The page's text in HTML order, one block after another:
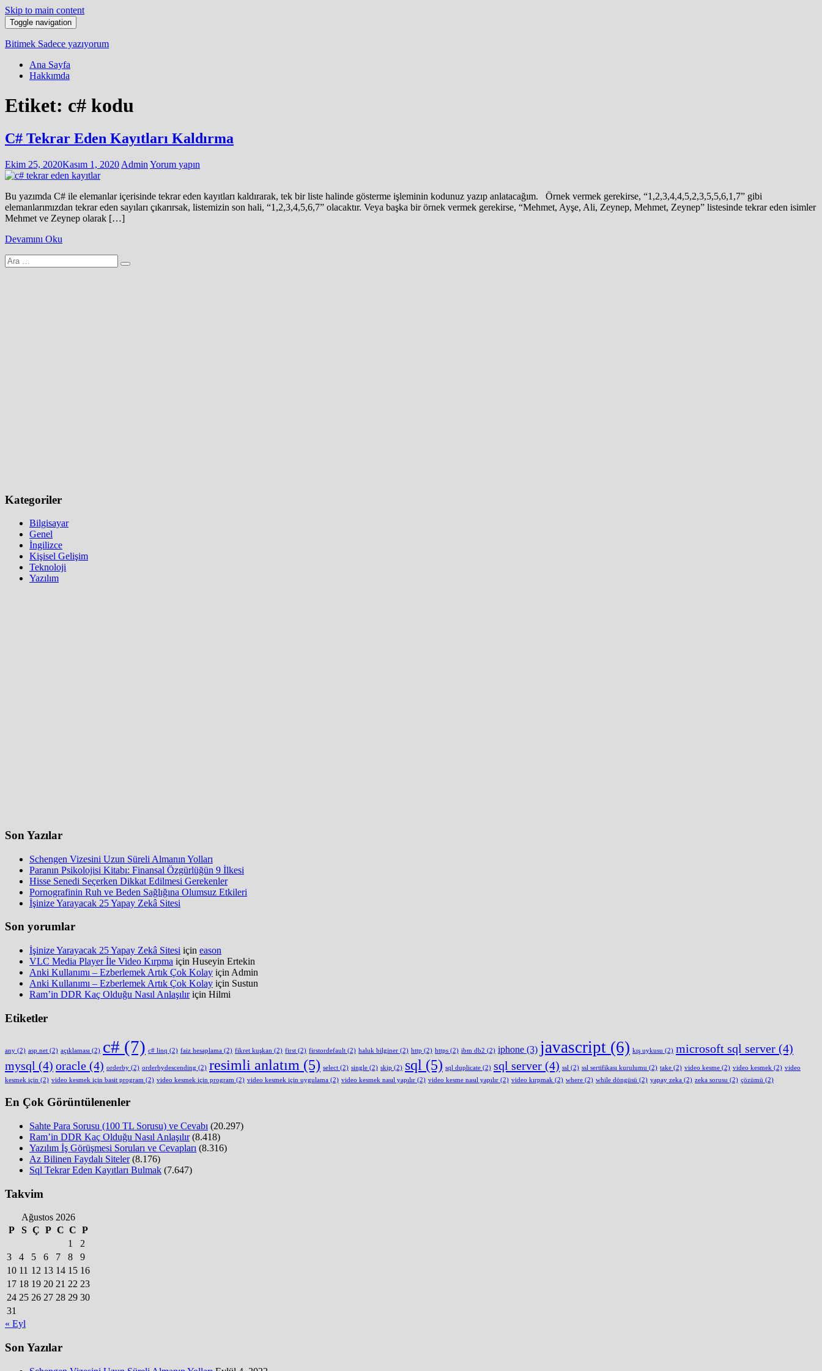
Skip to main content
Toggle navigation
Bitimek Sadece yazıyorum
Ana Sayfa
Hakkımda
Etiket: c# kodu
C# Tekrar Eden Kayıtları Kaldırma
Ekim 25, 2020Kasım 1, 2020 Admin Yorum yapın
Bu yazımda C# ile elemanlar içerisinde tekrar eden kayıtları kaldırarak, tek bir liste halinde gösterme işleminin kodunuz yazıp anlatacağım. Örnek vermek gerekirse, “1,2,3,4,4,5,2,3,5,5,6,1,7” gibi
elemanlarımızdan tekrar eden sayıları çıkarırsak, listemizin son hali, “1,2,3,4,5,6,7” olacaktır. Veya başka bir örnek vermek gerekirse, “Mehmet, Ayşe, Ali, Zeynep, Mehmet, Zeynep” listesinde tekrar eden isimler
Mehmet ve Zeynep olarak […]
Devamını Oku
Arama
yap:
Kategoriler
Bilgisayar
Genel
İngilizce
Kişisel Gelişim
Teknoloji
Yazılım
Son Yazılar
Schengen Vizesini Uzun Süreli Almanın Yolları
Paranın Psikolojisi Kitabı: Finansal Özgürlüğün 9 İlkesi
Hisse Senedi Seçerken Dikkat Edilmesi Gerekenler
Pornografinin Ruh ve Beden Sağlığına Olumsuz Etkileri
İşinize Yarayacak 25 Yapay Zekâ Sitesi
Son yorumlar
İşinize Yarayacak 25 Yapay Zekâ Sitesi için eason
VLC Media Player İle Video Kırpma için Huseyin Ertekin
Anki Kullanımı – Ezberlemek Artık Çok Kolay için Admin
Anki Kullanımı – Ezberlemek Artık Çok Kolay için Sustun
Ram’in DDR Kaç Olduğu Nasıl Anlaşılıriçin Hilmi
Etiketler
any (2) asp.net (2) açıklaması (2) c# (7) c# linq (2) faiz hesaplama (2) fikret kuşkan (2) first (2) firstordefault (2) haluk bilginer (2) http (2) https (2) ibm db2 (2) iphone (3) javascript (6) kış uykusu (2) microsoft sql server (4)
mysql (4) oracle (4) orderby (2) orderbydescending (2) resimli anlatım (5) select (2) single (2) skip (2) sql (5) sql duplicate (2) sql server (4) ssl (2) ssl sertifikası kurulumu (2) take (2) video kesme (2) video kesmek (2) video
kesmek için (2) video kesmek için basit program (2) video kesmek için program (2) video kesmek için uygulama (2) video kesmek nasıl yapılır (2) video kesme nasıl yapılır (2) video kırpmak (2) where (2) while döngüsü (2) yapay zeka (2) zeka sorusu (2) çözümü (2)
En Çok Görüntülenenler
Sahte Para Sorusu (100 TL Sorusu) ve Cevabı (20.297)
Ram’in DDR Kaç Olduğu Nasıl Anlaşılır (8.418)
Yazılım İş Görüşmesi Soruları ve Cevapları (8.316)
Az Bilinen Faydalı Siteler (8.176)
Sql Tekrar Eden Kayıtları Bulmak (7.647)
Takvim
Ağustos 2026
P
S Ç P C C P
1
2
3
4 5 6 7 8
9
10 11 12 13 14 15 16
17 18 19 20 21 22 23
24 25 26 27 28 29 30
31
« Eyl
Son Yazılar